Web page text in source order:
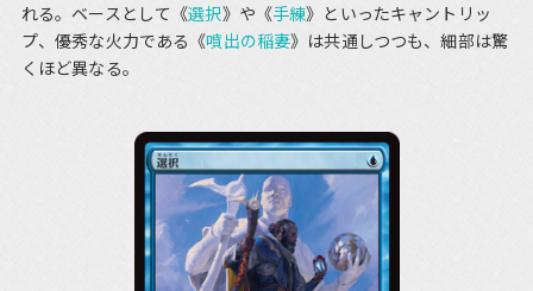
れる。ベースとして《選択》や《手練》といったキャントリッ
プ、優秀な火力である《噴出の稲妻》は共通しつつも、細部は驚
くほど異なる。